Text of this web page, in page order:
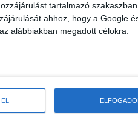
tartalmazó
ahhoz, hogy a Google
alábbiakban megadott célokra.
Seregélyes